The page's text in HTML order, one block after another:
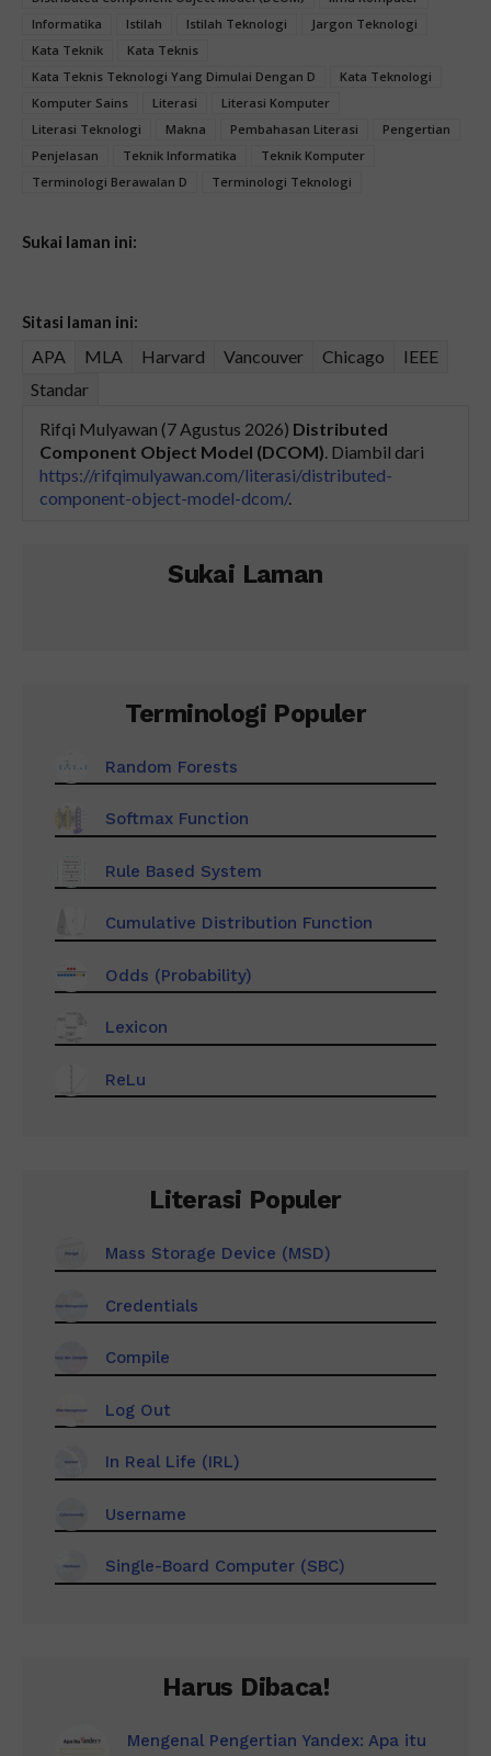
Informatika
Istilah Istilah Teknologi
Jargon Teknologi
Kata Teknik
Kata Teknis
Kata Teknis Teknologi Yang Dimulai Dengan D
Kata Teknologi
Komputer Sains
Literasi
Literasi Komputer
Literasi Teknologi
Makna Pembahasan Literasi
Pengertian
Penjelasan
Teknik Informatika
Teknik Komputer
Terminologi Berawalan D
Terminologi Teknologi
Sukai laman ini:
Sitasi laman ini:
APA MLA Harvard Vancouver Chicago
IEEE
Standar
Rifqi Mulyawan (7 Agustus 2026) Distributed
Component Object Model (DCOM) . Diambil dari
https://rifqimulyawan.com/literasi/distributed-
component-object-model-dcom/.
Sukai Laman
Terminologi Populer
Random Forests
Softmax Function
Rule Based System
Cumulative Distribution Function
Odds (Probability)
Lexicon
ReLu
Literasi Populer
Mass Storage Device (MSD)
Credentials
Compile
Log Out
In Real Life (IRL)
Username
Single-Board Computer (SBC)
Harus Dibaca!
Mengenal Pengertian Yandex: Apa itu